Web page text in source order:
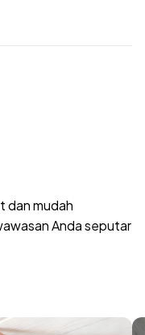
dan mudah
Anda seputar